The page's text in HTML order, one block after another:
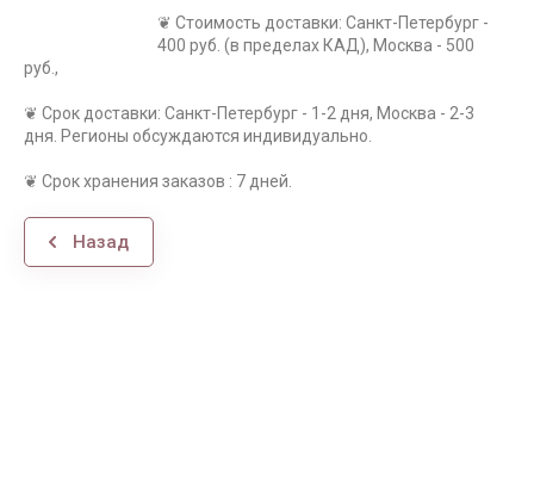
❦ Стоимость доставки: Санкт-Петербург -
400 руб. (в пределах КАД), Москва - 500
руб.,
❦ Срок доставки: Санкт-Петербург - 1-2 дня, Москва - 2-3
дня. Регионы обсуждаются индивидуально.
❦ Срок хранения заказов : 7 дней.
Назад